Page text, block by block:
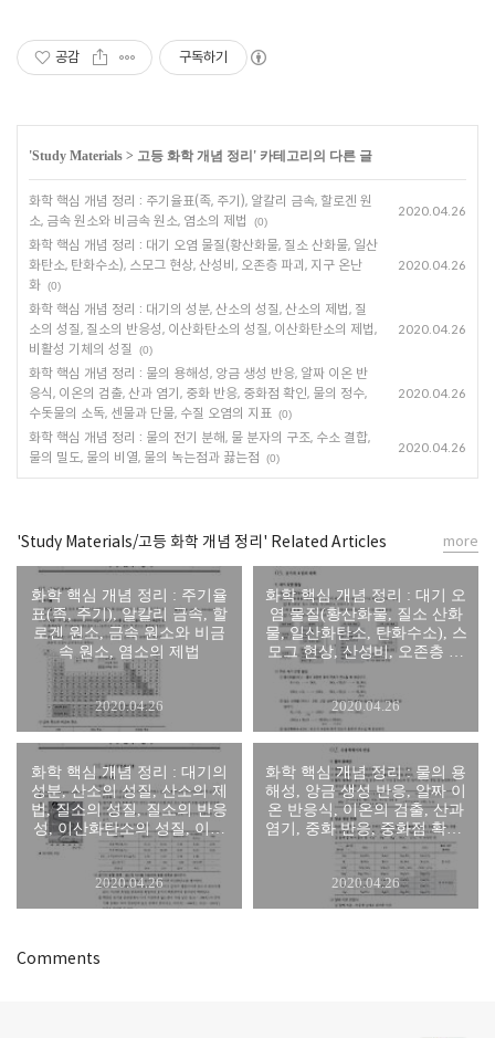
공감 구독하기
'Study Materials > 고등 화학 개념 정리 ' 카테고리의 다른 글
화학 핵심 개념 정리 : 주기율표(족, 주기), 알칼리 금속, 할로겐 원
소, 금속 원소와 비금속 원소, 염소의 제법
(0)
2020.04.26
화학 핵심 개념 정리 : 대기 오염 물질(황산화물, 질소 산화물, 일산
화탄소, 탄화수소), 스모그 현상, 산성비, 오존층 파괴, 지구 온난
화 (0)
2020.04.26
화학 핵심 개념 정리 : 대기의 성분, 산소의 성질, 산소의 제법, 질
소의 성질, 질소의 반응성, 이산화탄소의 성질, 이산화탄소의 제법,
비활성 기체의 성질
(0)
2020.04.26
화학 핵심 개념 정리 : 물의 용해성, 앙금 생성 반응, 알짜 이온 반
응식, 이온의 검출, 산과 염기, 중화 반응, 중화점 확인, 물의 정수,
수돗물의 소독, 센물과 단물, 수질 오염의 지표 (0)
2020.04.26
화학 핵심 개념 정리 : 물의 전기 분해, 물 분자의 구조, 수소 결합,
물의 밀도, 물의 비열, 물의 녹는점과 끓는점
(0)
2020.04.26
'Study Materials/고등 화학 개념 정리' Related Articles
화학 핵심 개념 정리 : 주기율
표(족, 주기), 알칼리 금속, 할
로겐 원소, 금속 원소와 비금
속 원소, 염소의 제법
2020.04.26
화학 핵심 개념 정리 : 대기 오
염 물질(황산화물, 질소 산화
물, 일산화탄소, 탄화수소), 스
모그 현상, 산성비, 오존층 파
2020.04.26
화학 핵심 개념 정리 : 대기의
성분, 산소의 성질, 산소의 제
법, 질소의 성질, 질소의 반응
성, 이산화탄소의 성질, 이산
화탄소의 제법, 비활성 기체의
성질
2020.04.26
화학 핵심 개념 정리 : 물의 용
해성, 앙금 생성 반응, 알짜 이
온 반응식, 이온의 검출, 산과
염기, 중화 반응, 중화점 확인,
물의 정수, 수돗물의 소독, 센
물과 단물, 수질 오염의 지표
2020.04.26
more
Comments